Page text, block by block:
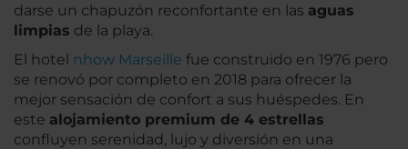
darse un chapuzón reconfortante en las aguas
limpias de la playa.
El hotel nhow Marseille fue construido en 1976 pero
se renovó por completo en 2018 para ofrecer la
mejor sensación de confort a sus huéspedes. En
este alojamiento premium de 4 estrellas
confluyen serenidad, lujo y diversión en una